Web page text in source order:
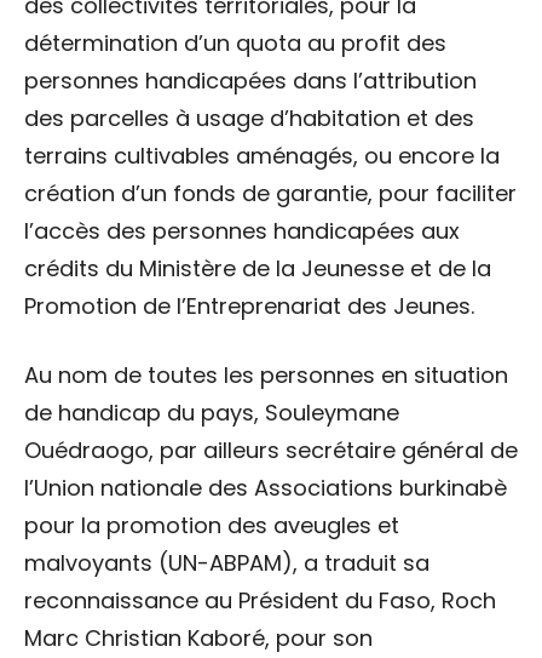
détermination d’un quota au profit des
personnes handicapées dans l’attribution
des parcelles à usage d’habitation et des
terrains cultivables aménagés, ou encore la
création d’un fonds de garantie, pour faciliter
l’accès des personnes handicapées aux
crédits du Ministère de la Jeunesse et de la
Promotion de l’Entreprenariat des Jeunes.
Au nom de toutes les personnes en situation
de handicap du pays, Souleymane
Ouédraogo, par ailleurs secrétaire général de
l’Union nationale des Associations burkinabè
pour la promotion des aveugles et
malvoyants (UN-ABPAM), a traduit sa
reconnaissance au Président du Faso, Roch
Marc Christian Kaboré, pour son